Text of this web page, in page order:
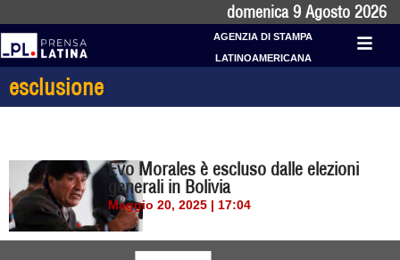
domenica 9 Agosto 2026
AGENZIA DI STAMPA
LATINOAMERICANA
esclusione
Evo Morales è escluso dalle elezioni
generali in Bolivia
Maggio 20, 2025 | 17:04